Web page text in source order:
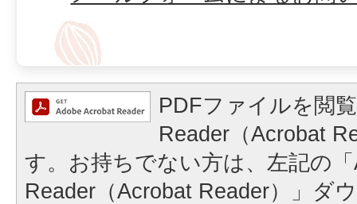
PDFファイルを閲
Reader（Acrobat
す。お持ちでない方は、左記の
Reader（Acrobat Reader）」ダ